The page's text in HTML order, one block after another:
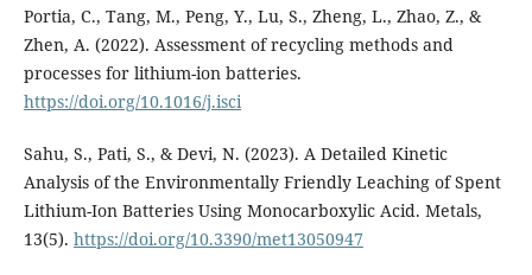
Portia, C., Tang, M., Peng, Y., Lu, S., Zheng, L., Zhao, Z., &
Zhen, A. (2022). Assessment of recycling methods and
processes for lithium-ion batteries.
https://doi.org/10.1016/j.isci
Sahu, S., Pati, S., & Devi, N. (2023). A Detailed Kinetic
Analysis of the Environmentally Friendly Leaching of Spent
Lithium-Ion Batteries Using Monocarboxylic Acid. Metals,
13(5). https://doi.org/10.3390/met13050947